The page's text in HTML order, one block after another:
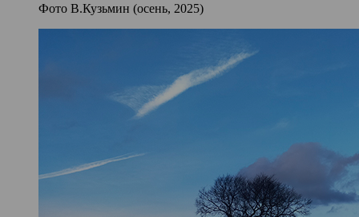
Фото В.Кузьмин (осень, 2025)